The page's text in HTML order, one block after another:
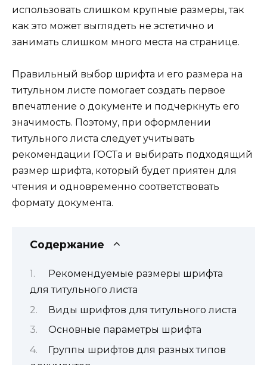
использовать слишком крупные размеры, так
как это может выглядеть не эстетично и
занимать слишком много места на странице.
Правильный выбор шрифта и его размера на
титульном листе помогает создать первое
впечатление о документе и подчеркнуть его
значимость. Поэтому, при оформлении
титульного листа следует учитывать
рекомендации ГОСТа и выбирать подходящий
размер шрифта, который будет приятен для
чтения и одновременно соответствовать
формату документа.
Содержание
Рекомендуемые размеры шрифта
для титульного листа
Виды шрифтов для титульного листа
Основные параметры шрифта
Группы шрифтов для разных типов